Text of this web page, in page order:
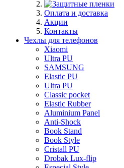
Оплата и доставка
Акции
Контакты
Чехлы для телефонов
Xiaomi
Ultra PU
SAMSUNG
Elastic PU
Ultra PU
Classic pocket
Elastic Rubber
Aluminium Panel
Anti-Shock
Book Stand
Book Style
Cristall PU
Drobak Lux-flip